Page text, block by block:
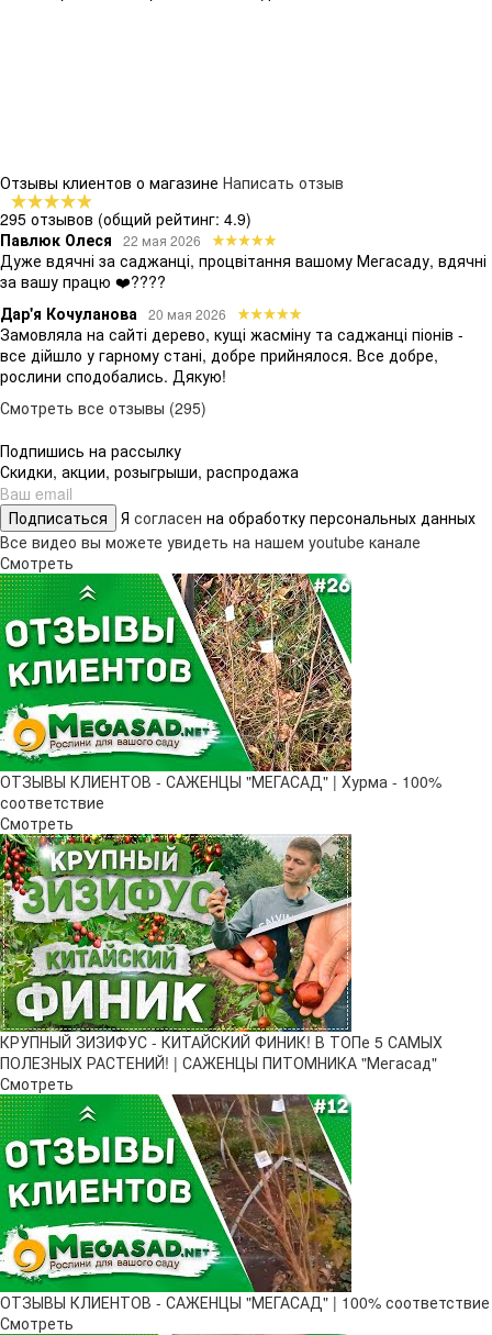
Отзывы клиентов о магазине Написать отзыв
295 отзывов (общий рейтинг: 4.9)
Павлюк Олеся
22 мая 2026
Дуже вдячні за саджанці, процвітання вашому Мегасаду, вдячні
за вашу працю ❤️????
Дар'я Кочуланова
20 мая 2026
Замовляла на сайті дерево, кущі жасміну та саджанці піонів -
все дійшло у гарному стані, добре прийнялося. Все добре,
рослини сподобались. Дякую!
Смотреть все отзывы (295)
Подпишись на рассылку
Скидки, акции, розыгрыши, распродажа
Подписаться Я согласен на обработку персональных данных
Все видео вы можете увидеть на нашем youtube канале
Смотреть
ОТЗЫВЫ КЛИЕНТОВ - САЖЕНЦЫ "МЕГАСАД" | Хурма - 100%
соответствие
Смотреть
КРУПНЫЙ ЗИЗИФУС - КИТАЙСКИЙ ФИНИК! В ТОПе 5 САМЫХ
ПОЛЕЗНЫХ РАСТЕНИЙ! | САЖЕНЦЫ ПИТОМНИКА "Мегасад"
Смотреть
ОТЗЫВЫ КЛИЕНТОВ - САЖЕНЦЫ "МЕГАСАД" | 100% соответствие
Смотреть